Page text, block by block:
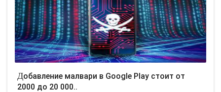
Добавление малвари в Google Play стоит от
2000 до 20 000..